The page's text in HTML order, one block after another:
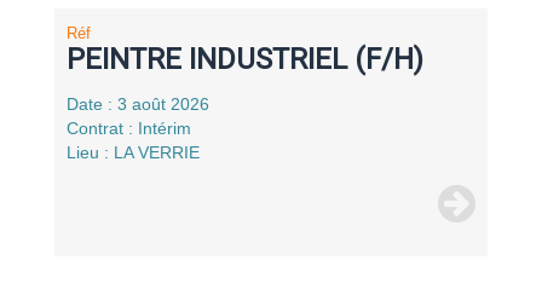
Réf
PEINTRE INDUSTRIEL (F/H)
Date : 3 août 2026
Contrat : Intérim
Lieu : LA VERRIE